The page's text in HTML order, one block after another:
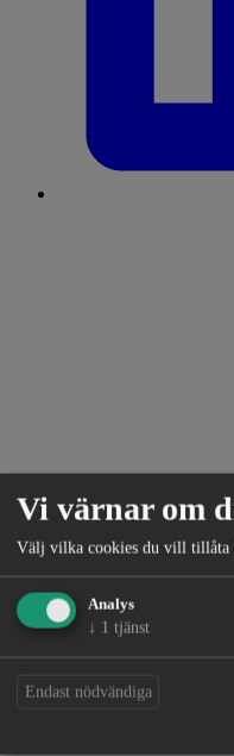
Vi värnar om
Välj vilka cookies du vill tillåta
Analys
↓ 1 tjänst
Endast nödvändiga